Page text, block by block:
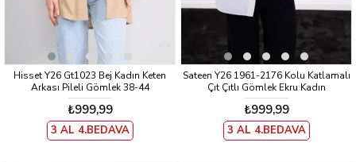
Hisset Y26 Gt1023 Bej Kadın Keten
Arkası Pileli Gömlek 38-44
₺999,99
3 AL 4.BEDAVA
Sateen Y26 1961-2176 Kolu Katlamalı
Çıt Çıtlı Gömlek Ekru Kadın
₺999,99
3 AL 4.BEDAVA